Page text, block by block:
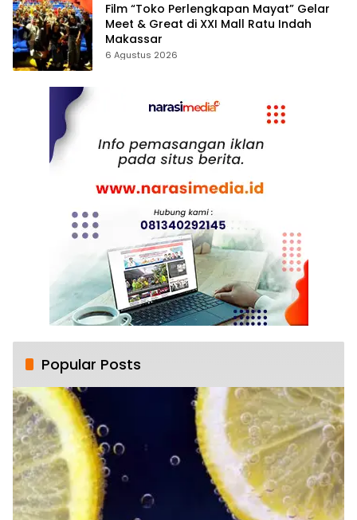
Film “Toko Perlengkapan Mayat” Gelar
Meet & Great di XXI Mall Ratu Indah
Makassar
6 Agustus 2026
Popular Posts